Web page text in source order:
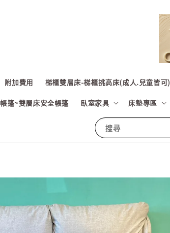
搜尋
附加費用 梯櫃雙層床-梯櫃挑高床(成人.兒童皆可)
帳篷~雙層床安全帳篷 臥室家具 床墊專區